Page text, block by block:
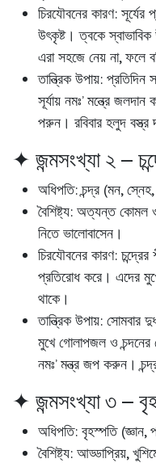
চিরযৌবনের কারণ: সূর্যের
উৎকৃষ্ট। ত্বকে
এরা সহজে নেয় না, ফলে
তান্ত্রিক উপায়: প্রতিদিন
সূর্যায় নমঃ’ মন্ত্রে
পরুন। রবিবার হলুদ বস্ত্র
✦ জন্মসংখ্যা ২ –
অধিপতি:চন্দ্র (মন, স্নেহ,
বৈশিষ্ট্য: অত্যন্ত কোমল ও
নিতে ভালোবাসেন।
চিরযৌবনের কারণ:
প্রতিরোধ করে। এদের
থাকে।
তান্ত্রিক উপায়: সোমবার
মুখে গোলাপজল ও
নমঃ’ মন্ত্র জপ করুন।
✦ জন্মসংখ্যা ৩ –
অধিপতি: বৃহস্পতি (জ্ঞান,
বৈশিষ্ট্য: আড্ডাপ্রিয়,